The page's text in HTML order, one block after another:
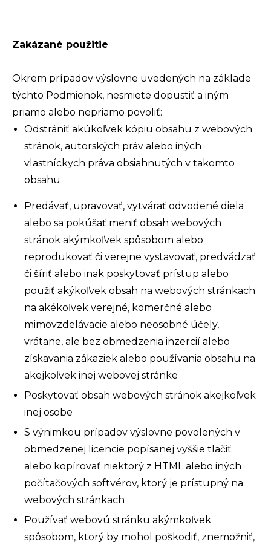
Zakázané použitie
Okrem prípadov výslovne uvedených na základe
týchto Podmienok, nesmiete dopustiť a iným
priamo alebo nepriamo povoliť:
Odstrániť akúkoľvek kópiu obsahu z webových
stránok, autorských práv alebo iných
vlastníckych práva obsiahnutých v takomto
obsahu
Predávať, upravovať, vytvárať odvodené diela
alebo sa pokúšať meniť obsah webových
stránok akýmkoľvek spôsobom alebo
reprodukovať či verejne vystavovať, predvádzať
či šíriť alebo inak poskytovať prístup alebo
použiť akýkoľvek obsah na webových stránkach
na akékoľvek verejné, komerčné alebo
mimovzdelávacie alebo neosobné účely,
vrátane, ale bez obmedzenia inzercií alebo
získavania zákaziek alebo používania obsahu na
akejkoľvek inej webovej stránke
Poskytovať obsah webových stránok akejkoľvek
inej osobe
S výnimkou prípadov výslovne povolených v
obmedzenej licencie popísanej vyššie tlačiť
alebo kopírovať niektorý z HTML alebo iných
počítačových softvérov, ktorý je prístupný na
webových stránkach
Používať webovú stránku akýmkoľvek
spôsobom, ktorý by mohol poškodiť, znemožniť,